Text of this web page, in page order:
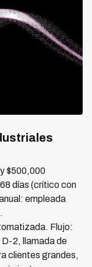
$500,000
días (crítico con
empleada
Flujo:
2, llamada de
clientes grandes,